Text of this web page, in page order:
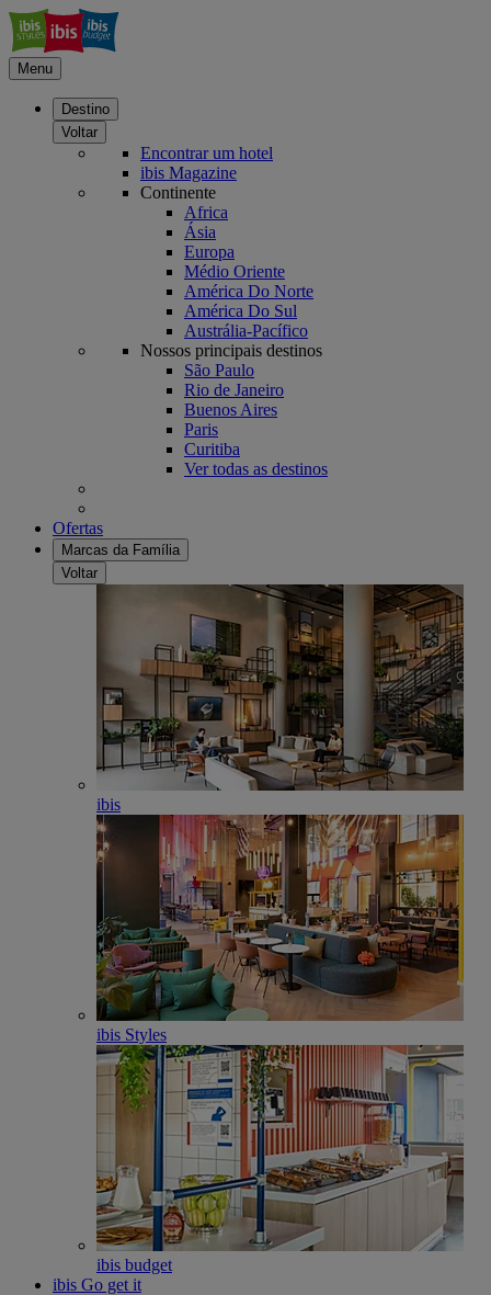
Menu
Destino
Voltar
Encontrar um hotel
ibis Magazine
Continente
Africa
Ásia
Europa
Médio Oriente
América Do Norte
América Do Sul
Austrália-Pacífico
Nossos principais destinos
São Paulo
Rio de Janeiro
Buenos Aires
Paris
Curitiba
Ver todas as destinos
Ofertas
Marcas da Família
Voltar
ibis
ibis Styles
ibis budget
ibis Go get it